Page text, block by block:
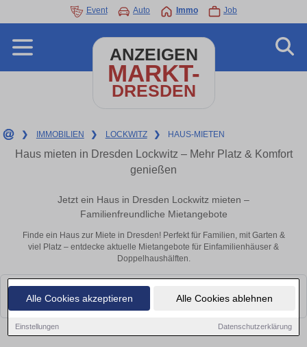
Alle Cookies akzeptieren Alle Cookies ablehnen
Einstellungen Datenschutzerklärung
Event Auto Immo Job
ANZEIGEN
MARKT-
DRESDEN
❯ IMMOBILIEN ❯ LOCKWITZ ❯ HAUS-MIETEN
Haus mieten in Dresden Lockwitz – Mehr Platz & Komfort
genießen
Jetzt ein Haus in Dresden Lockwitz mieten –
Familienfreundliche Mietangebote
Finde ein Haus zur Miete in Dresden! Perfekt für Familien, mit Garten &
viel Platz – entdecke aktuelle Mietangebote für Einfamilienhäuser &
Doppelhaushälften.
Leider konnten wir derzeit keine passenden Objekte finden. Schauen Sie
bald wieder vorbei!